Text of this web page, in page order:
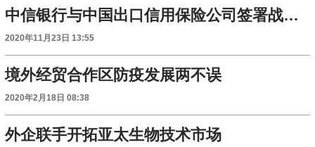
中信银行与中国出口信用保险公司签署战略合作协议
2020年11月23日 13:55
境外经贸合作区防疫发展两不误
2020年2月18日 08:38
外企联手开拓亚太生物技术市场